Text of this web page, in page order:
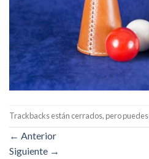
Trackbacks están cerrados, pero puedes
← Anterior
Siguiente →